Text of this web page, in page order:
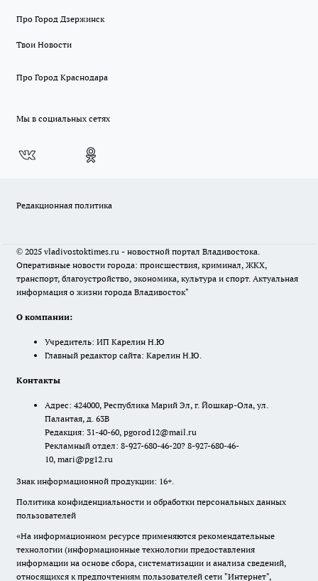
Про Город Дзержинск
Твои Новости
Про Город Краснодара
Мы в социальных сетях
Редакционная политика
© 2025 vladivostoktimes.ru - новостной портал Владивостока.
Оперативные новости города: происшествия, криминал, ЖКХ,
транспорт, благоустройство, экономика, культура и спорт. Актуальная
информация о жизни города Владивосток"
О компании:
Учредитель: ИП Карелин Н.Ю
Главный редактор сайта: Карелин Н.Ю.
Контакты
Адрес: 424000, Республика Марий Эл, г. Йошкар-Ола, ул.
Палантая, д. 63В
Редакция: 31-40-60, pgorod12@mail.ru
Рекламный отдел: 8-927-680-46-20? 8-927-680-46-
10, mari@pg12.ru
Знак информационной продукции: 16+.
Политика конфиденциальности и обработки персональных данных
пользователей
«На информационном ресурсе применяются рекомендательные
технологии (информационные технологии предоставления
информации на основе сбора, систематизации и анализа сведений,
относящихся к предпочтениям пользователей сети "Интернет",